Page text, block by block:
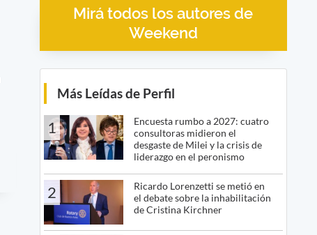
Mirá todos los autores de
Weekend
Más Leídas de Perfil
1
Encuesta rumbo a 2027: cuatro
consultoras midieron el
desgaste de Milei y la crisis de
liderazgo en el peronismo
2
Ricardo Lorenzetti se metió en
el debate sobre la inhabilitación
de Cristina Kirchner